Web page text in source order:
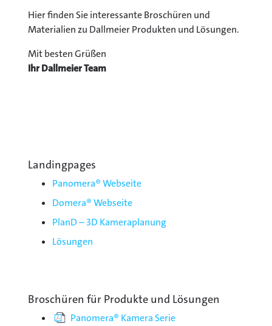
Hier finden Sie interessante Broschüren und
Materialien zu Dallmeier Produkten und Lösungen.
Mit besten Grüßen
Ihr Dallmeier Team
Landingpages
Panomera® Webseite
Domera® Webseite
PlanD – 3D Kameraplanung
Lösungen
Broschüren für Produkte und Lösungen
Panomera® Kamera Serie